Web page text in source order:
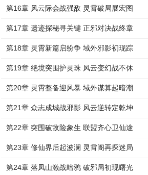
第16章 风云际会战强敌 灵霄破局展宏图
第17章 遗迹探秘寻关键 正邪对决战终章
第18章 灵霄新篇启纷争 域外邪影初现踪
第19章 绝境突围护灵珠 风云变幻战不休
第20章 灵霄整备迎风暴 域外谋算起暗潮
第21章 众志成城战邪影 风云逆转定乾坤
第22章 突围破敌险象生 联盟齐心卫仙途
第23章 修仙界后起波澜 灵霄阁再探迷局
第24章 落凤山激战暗鸦 破邪局初现曙光